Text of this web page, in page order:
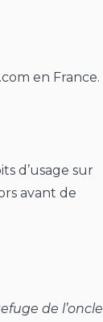
en France.
d’usage sur
avant de
de l’oncle